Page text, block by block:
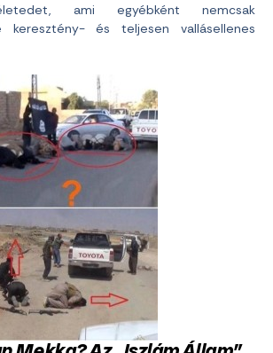
ami egyébként nemcsak
keresztény- és teljesen vallásellenes